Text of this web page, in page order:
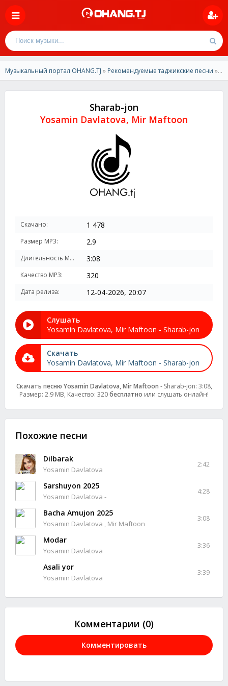
Музыкальный портал OHANG.TJ » Рекомендуемые таджикские песни » Yosamin Davlatova, Mir Maftoon - Sharab-jon
Sharab-jon
Yosamin Davlatova, Mir Maftoon
Скачано: 1 478
Размер MP3: 2.9
Длительность MP3: 3:08
Качество MP3: 320
Дата релиза: 12-04-2026, 20:07
Слушать
Yosamin Davlatova, Mir Maftoon - Sharab-jon
Скачать
Yosamin Davlatova, Mir Maftoon - Sharab-jon
Скачать песню Yosamin Davlatova, Mir Maftoon - Sharab-jon: 3:08,
Размер: 2.9 MB, Качество: 320бесплатно или слушать онлайн!
Похожие песни
Dilbarak
Yosamin Davlatova
2:42
Sarshuyon 2025
Yosamin Davlatova -
4:28
Bacha Amujon 2025
Yosamin Davlatova , Mir Maftoon
3:08
Modar
Yosamin Davlatova
3:36
Asali yor
Yosamin Davlatova
3:39
Комментарии (0)
Комментировать